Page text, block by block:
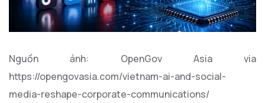
Nguồn ảnh: OpenGov Asia via
https://opengovasia.com/vietnam-ai-and-social-
media-reshape-corporate-communications/